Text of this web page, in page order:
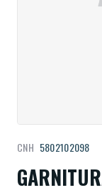
CNH 5802102098
la
începutul
galeriei